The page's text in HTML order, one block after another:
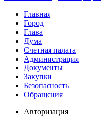
Главная
Город
Глава
Дума
Счетная палата
Администрация
Документы
Закупки
Безопасность
Обращения
Авторизация